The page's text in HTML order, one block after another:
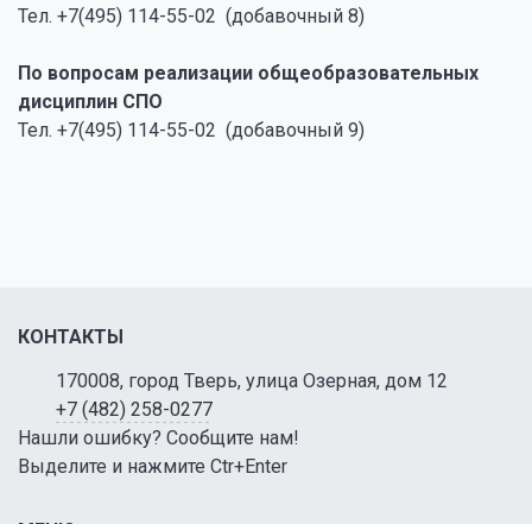
Тел. +7(495) 114-55-02 (добавочный 8)
По вопросам реализации общеобразовательных
дисциплин СПО
Тел. +7(495) 114-55-02 (добавочный 9)
КОНТАКТЫ
170008, город Тверь, улица Озерная, дом 12
+7 (482) 258-0277
Нашли ошибку? Сообщите нам!
Выделите и нажмите Ctr+Enter